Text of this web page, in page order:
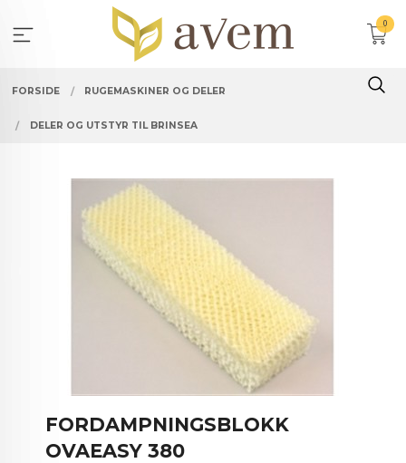
innholdet
0
FORSIDE RUGEMASKINER OG DELER
DELER OG UTSTYR TIL BRINSEA
FORDAMPNINGSBLOKK
OVAEASY 380